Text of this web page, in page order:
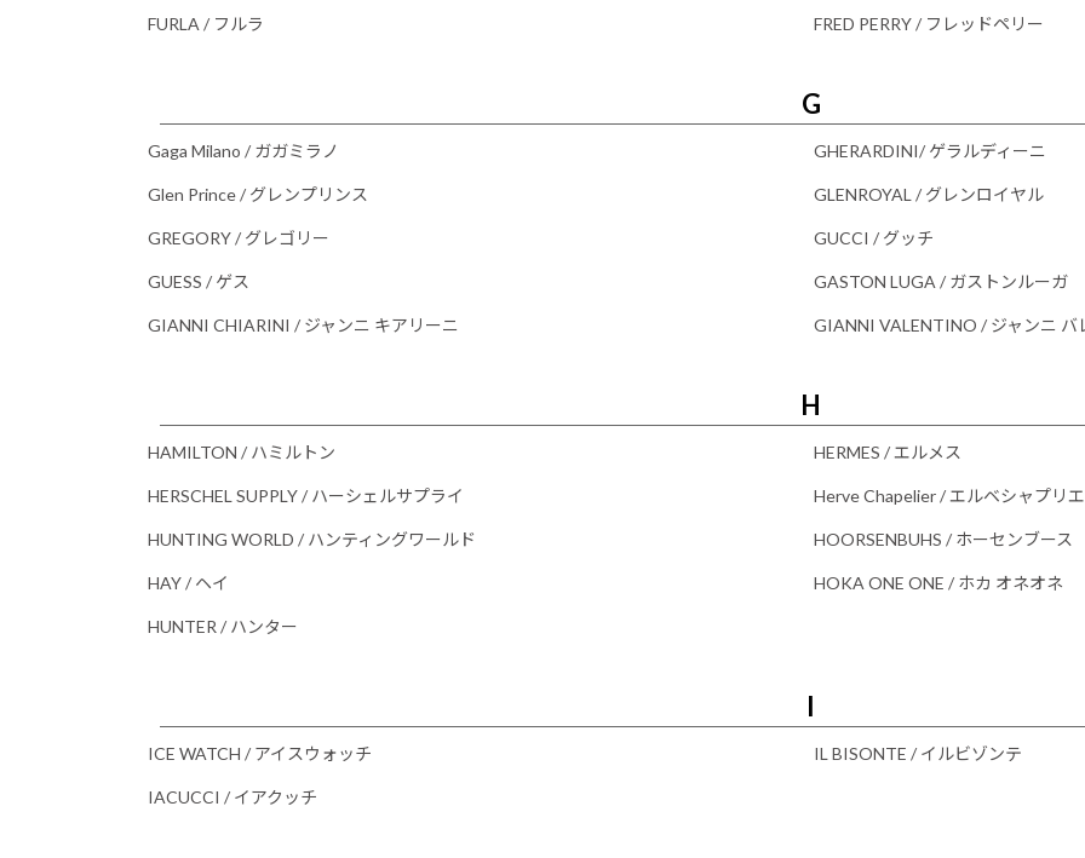
FURLA / フルラ FRED PERRY / フレッドペリー
G
Gaga Milano / ガガミラノ GHERARDINI/ ゲラルディーニ
Glen Prince / グレンプリンス GLENROYAL / グレンロイヤル
GREGORY / グレゴリー GUCCI / グッチ
GUESS / ゲス GASTON LUGA / ガストンルーガ
GIANNI CHIARINI / ジャンニ キアリーニ GIANNI VALENTINO / ジャンニ バ
H
HAMILTON / ハミルトン HERMES / エルメス
HERSCHEL SUPPLY / ハーシェルサプライ Herve Chapelier / エルベシャプリエ
HUNTING WORLD / ハンティングワールド HOORSENBUHS / ホーセンブース
HAY / ヘイ HOKA ONE ONE / ホカ オネオネ
HUNTER / ハンター
I
ICE WATCH / アイスウォッチ IL BISONTE / イルビゾンテ
IACUCCI / イアクッチ